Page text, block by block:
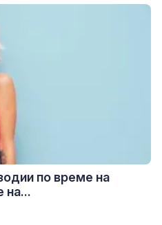
по време на
на...